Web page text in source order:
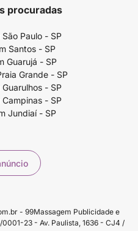
procuradas
Paulo - SP
Santos - SP
Guarujá - SP
Grande - SP
- SP
- SP
Jundiaí - SP
- 99Massagem Publicidade e
23 - Av. Paulista, 1636 - CJ4 /